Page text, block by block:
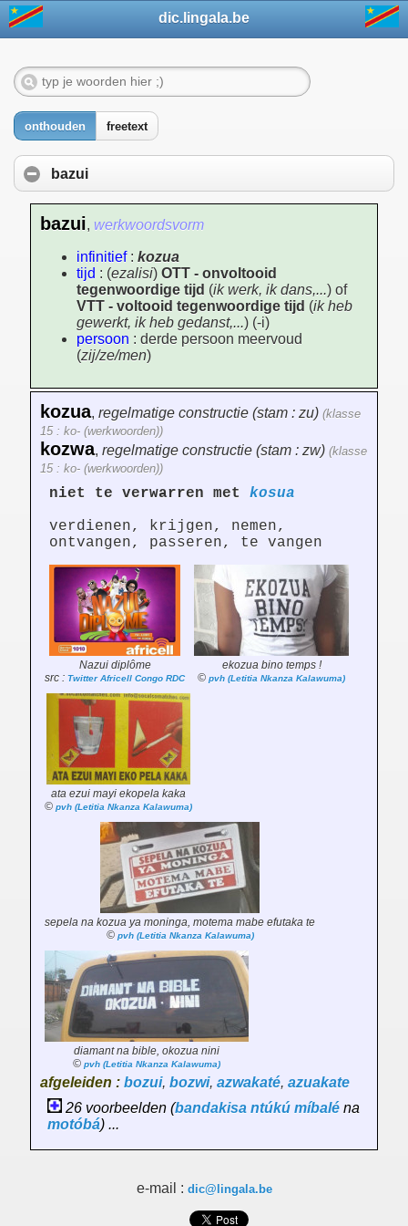
dic.lingala.be
onthouden freetext
bazui
bazui, werkwoordsvorm
infinitief: kozua
tijd : (ezalisi) OTT - onvoltooid
tegenwoordige tijd (ik werk, ik dans,...) of
VTT - voltooid tegenwoordige tijd (ik heb
gewerkt, ik heb gedanst,...) (-i)
persoon : derde persoon meervoud
(zij/ze/men)
kozua, regelmatige constructie (stam : zu) (klasse
15 : ko- (werkwoorden))
kozwa, regelmatige constructie (stam : zw) (klasse
15 : ko- (werkwoorden))
niet te verwarren met kosua
verdienen, krijgen, nemen,
ontvangen, passeren, te vangen
Nazui diplôme
src : Twitter Africell Congo RDC
ekozua bino temps !
© pvh (Letitia Nkanza Kalawuma)
ata ezui mayi ekopela kaka
© pvh (Letitia Nkanza Kalawuma)
sepela na kozua ya moninga, motema mabe efutaka te
© pvh (Letitia Nkanza Kalawuma)
diamant na bible, okozua nini
© pvh (Letitia Nkanza Kalawuma)
afgeleiden : bozui, bozwi, azwakaté, azuakate
26 voorbeelden (bandakisa ntúkú míbalé na
motóbá) ...
e-mail : dic@lingala.be